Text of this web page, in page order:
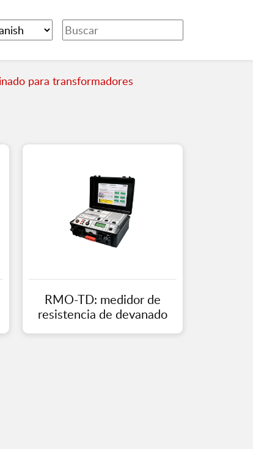
para transformadores
RMO-TD: medidor de
resistencia de devanado